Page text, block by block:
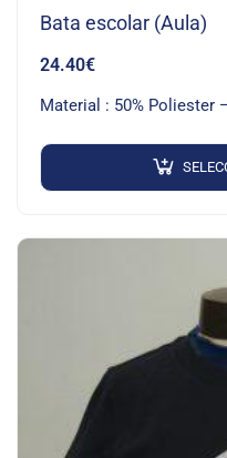
Bata escolar (Aula)
24.40€
Material : 50% Poliester